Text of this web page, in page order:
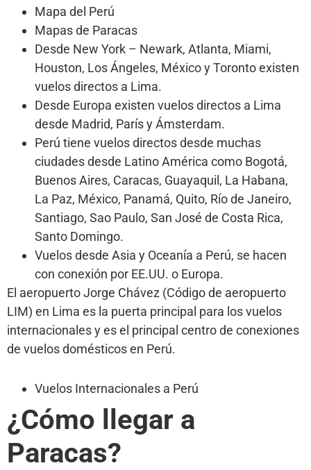
Mapa del Perú
Mapas de Paracas
Desde New York – Newark, Atlanta, Miami,
Houston, Los Ángeles, México y Toronto existen
vuelos directos a Lima.
Desde Europa existen vuelos directos a Lima
desde Madrid, París y Ámsterdam.
Perú tiene vuelos directos desde muchas
ciudades desde Latino América como Bogotá,
Buenos Aires, Caracas, Guayaquil, La Habana,
La Paz, México, Panamá, Quito, Río de Janeiro,
Santiago, Sao Paulo, San José de Costa Rica,
Santo Domingo.
Vuelos desde Asia y Oceanía a Perú, se hacen
con conexión por EE.UU. o Europa.
El aeropuerto Jorge Chávez (Código de aeropuerto
LIM) en Lima es la puerta principal para los vuelos
internacionales y es el principal centro de conexiones
de vuelos domésticos en Perú.
Vuelos Internacionales a Perú
¿Cómo llegar a
Paracas?